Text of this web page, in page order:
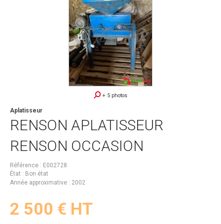
+ 5 photos
RENSON APLATISSEUR
RENSON OCCASION
Aplatisseur
Référence
E002728
État
Bon état
Année approximative
2002
2 500 € HT